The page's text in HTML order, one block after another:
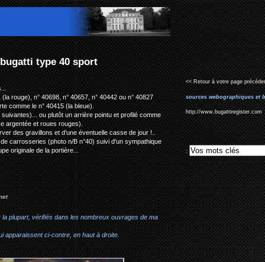
rouge), n° 40698, n° 40657, n° 40442 ou n° 40827
comme le n° 40415 (la bleue).
ou plutôt un arrière pointu et profilé comme
argentée et roues rouges).
des gravillons et d'une éventuelle casse de jour !..
carrosseries (photo n/B n°40) suivi d'un sympathique
originale de la portière...
plupart, vérifiés dans les nombreux ouvrages de ma
apparaissent ci-contre, en haut à droite.
<< Retour à votre page
sources webographiques et
http://www.bugattiregister.com
: